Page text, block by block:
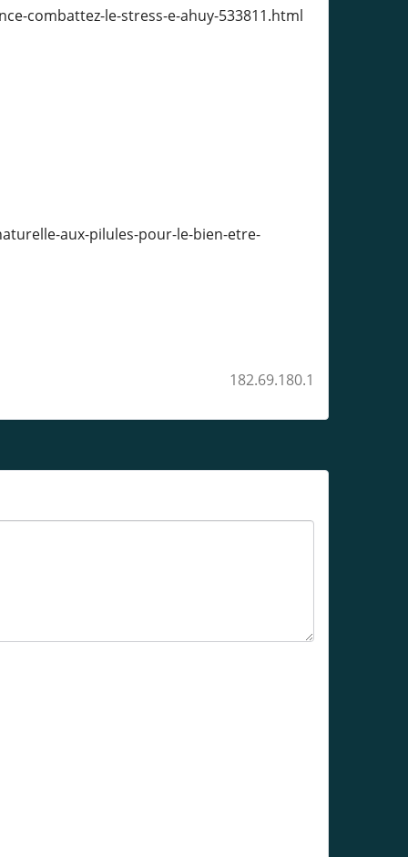
combattez-le-stress-e-ahuy-533811.html
aux-pilules-pour-le-bien-etre-
182.69.180.1